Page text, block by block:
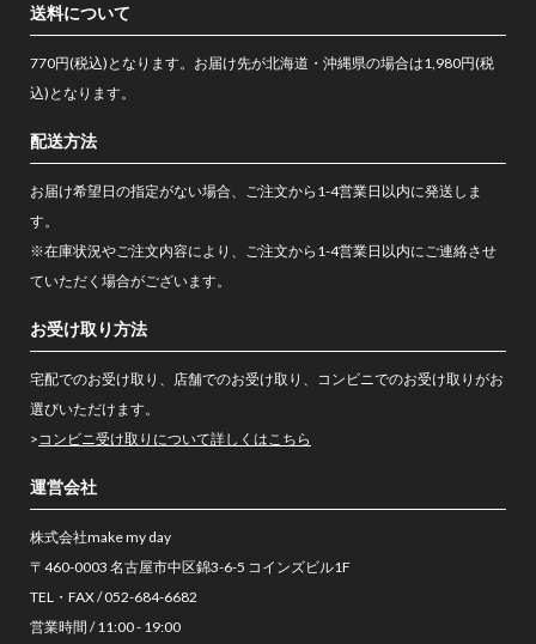
送料について
770円(税込)となります。お届け先が北海道・沖縄県の場合は1,980円(税
込)となります。
配送方法
お届け希望日の指定がない場合、ご注文から1-4営業日以内に発送しま
す。
※在庫状況やご注文内容により、ご注文から1-4営業日以内にご連絡させ
ていただく場合がございます。
お受け取り方法
宅配でのお受け取り、店舗でのお受け取り、コンビニでのお受け取りがお
選びいただけます。
> コンビニ受け取りについて詳しくはこちら
運営会社
株式会社make my day
〒460-0003 名古屋市中区錦3-6-5 コインズビル1F
TEL・FAX / 052-684-6682
営業時間 / 11:00 - 19:00